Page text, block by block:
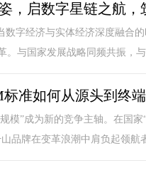
，启数字星链之航，
数字经济与实体经济深度融合
。与国家发展战略同频共振，
准如何从源头到终
模”成为新的竞争主轴。在国
品牌在变革浪潮中肩负起领航